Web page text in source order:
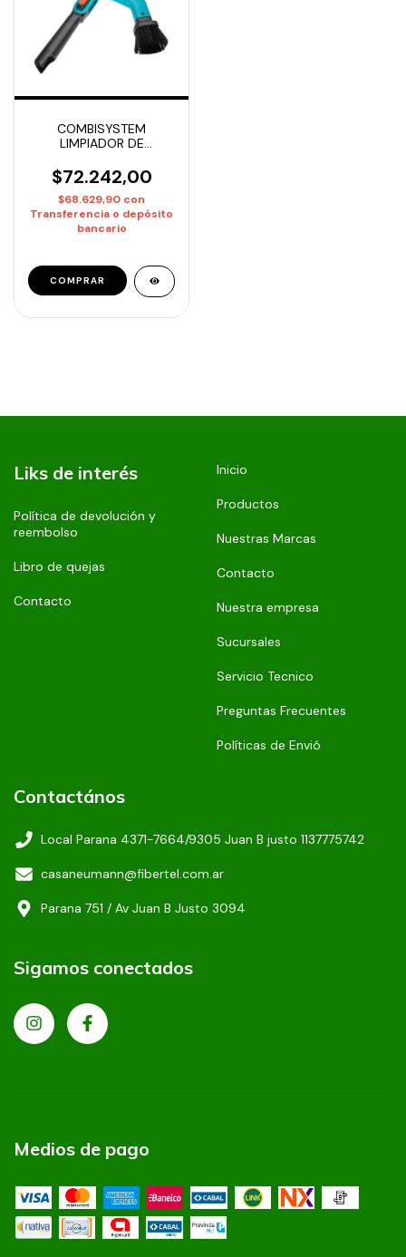
COMBISYSTEM
LIMPIADOR DE
$72.242,00
$68.629,90 con
Transferencia o depósito
bancario
Liks de interés
Política de devolución y
reembolso
Libro de quejas
Contacto
Inicio
Productos
Nuestras Marcas
Contacto
Nuestra empresa
Sucursales
Servicio Tecnico
Preguntas Frecuentes
Políticas de Envió
Contactános
Local Parana 4371-7664/9305 Juan B justo 1137775742
casaneumann@fibertel.com.ar
Parana 751 / Av Juan B Justo 3094
Sigamos conectados
Medios de pago